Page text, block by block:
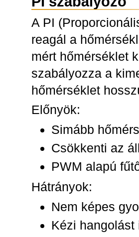
A PI
reagál a
mért hőmérséklet
szabályozza a
hőmérséklet
Előnyök:
Simább
Csökkenti az
PWM alapú
Hátrányok:
Nem képes
Kézi